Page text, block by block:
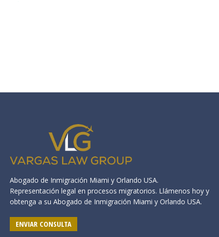
Abogado de Inmigración Miami y Orlando USA.
Representación legal en procesos migratorios. Llámenos hoy y
obtenga a su Abogado de Inmigración Miami y Orlando USA.
ENVIAR CONSULTA